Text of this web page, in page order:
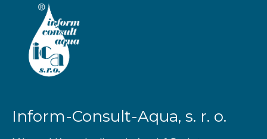
Inform-Consult-Aqua, s. r. o.